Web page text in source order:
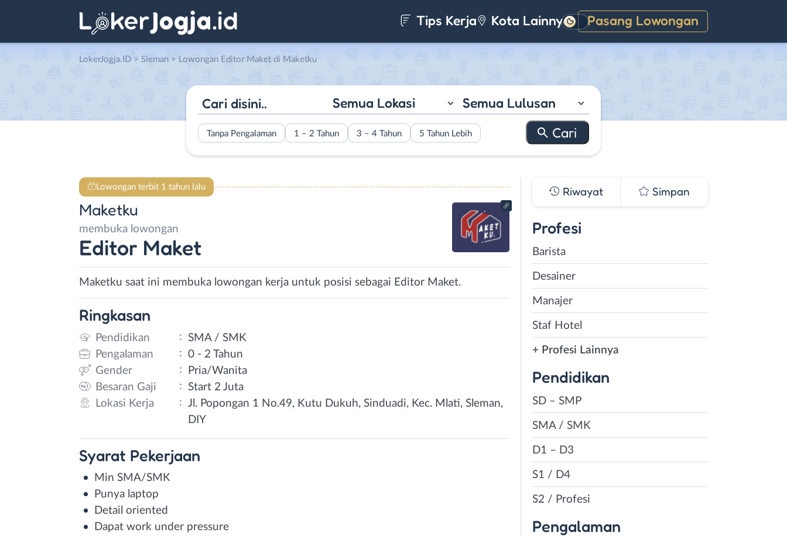
Tips Kerja Kota Lainnya Pasang Lowongan
Gelap
LokerJogja.ID > Sleman > Lowongan Editor Maket di Maketku
Semua Lokasi Semua Lulusan
Tanpa Pengalaman 1 – 2 Tahun 3 – 4 Tahun 5 Tahun Lebih
Lowongan terbit 1 tahun lalu
Maketku
membuka lowongan
Editor Maket
Maketku saat ini membuka lowongan kerja untuk posisi sebagai Editor Maket.
Ringkasan
Pendidikan : SMA / SMK
Pengalaman
: 0 - 2 Tahun
Gender
:
Pria/Wanita
Besaran Gaji
: Start 2 Juta
Lokasi Kerja
: Jl. Popongan 1 No.49, Kutu Dukuh, Sinduadi, Kec. Mlati, Sleman,
DIY
Syarat Pekerjaan
Min SMA/SMK
Punya laptop
Detail oriented
Dapat work under pressure
Riwayat Simpan
Profesi
Barista
Desainer
Manajer
Staf Hotel
+ Profesi Lainnya
Pendidikan
SD – SMP
SMA / SMK
D1 – D3
S1 / D4
S2 / Profesi
Pengalaman